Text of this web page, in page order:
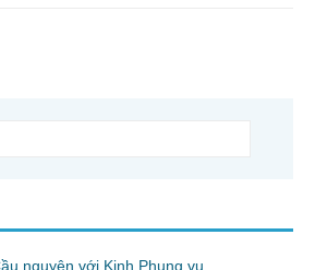
nguyện với Kinh Phụng vụ